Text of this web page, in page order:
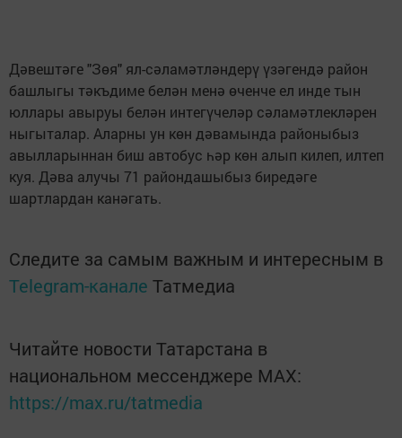
Дәвештәге "Зөя" ял-сәламәтләндерү үзәгендә район
башлыгы тәкъдиме белән менә өченче ел инде тын
юллары авыруы белән интегүчеләр сәламәтлекләрен
ныгыталар. Аларны ун көн дәвамында районыбыз
авылларыннан биш автобус һәр көн алып килеп, илтеп
куя. Дәва алучы 71 райондашыбыз биредәге
шартлардан канәгать.
Следите за самым важным и интересным в
Telegram-канале Татмедиа
Читайте новости Татарстана в
национальном мессенджере MАХ:
https://max.ru/tatmedia